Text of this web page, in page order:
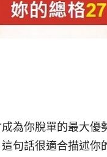
為你脫單的最大優
句話很適合描述你